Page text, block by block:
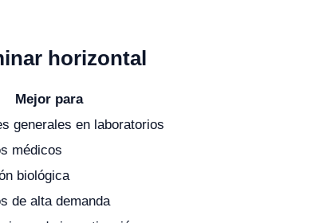
horizontal
Mejor para
generales en laboratorios
médicos
biológica
de alta demanda